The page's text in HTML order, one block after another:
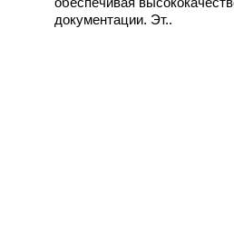
документации. Эт..